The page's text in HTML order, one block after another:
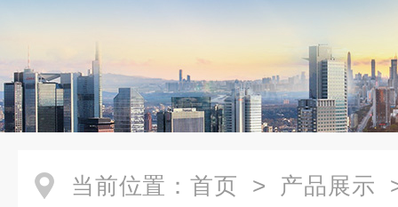
当前位置： 首页 > 产品展示